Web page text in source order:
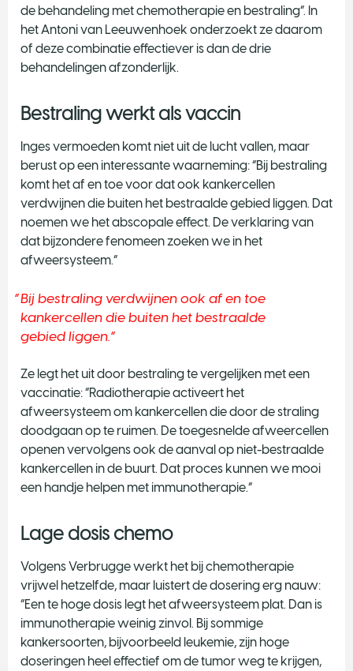
de behandeling met chemotherapie en bestraling”. In
het Antoni van Leeuwenhoek onderzoekt ze daarom
of deze combinatie effectiever is dan de drie
behandelingen afzonderlijk.
Bestraling werkt als vaccin
Inges vermoeden komt niet uit de lucht vallen, maar
berust op een interessante waarneming: “Bij bestraling
komt het af en toe voor dat ook kankercellen
verdwijnen die buiten het bestraalde gebied liggen. Dat
noemen we het abscopale effect. De verklaring van
dat bijzondere fenomeen zoeken we in het
afweersysteem.”
Bij bestraling verdwijnen ook af en toe
kankercellen die buiten het bestraalde
gebied liggen.
Ze legt het uit door bestraling te vergelijken met een
vaccinatie: “Radiotherapie activeert het
afweersysteem om kankercellen die door de straling
doodgaan op te ruimen. De toegesnelde afweercellen
openen vervolgens ook de aanval op niet-bestraalde
kankercellen in de buurt. Dat proces kunnen we mooi
een handje helpen met immunotherapie.”
Lage dosis chemo
Volgens Verbrugge werkt het bij chemotherapie
vrijwel hetzelfde, maar luistert de dosering erg nauw:
“Een te hoge dosis legt het afweersysteem plat. Dan is
immunotherapie weinig zinvol. Bij sommige
kankersoorten, bijvoorbeeld leukemie, zijn hoge
doseringen heel effectief om de tumor weg te krijgen,